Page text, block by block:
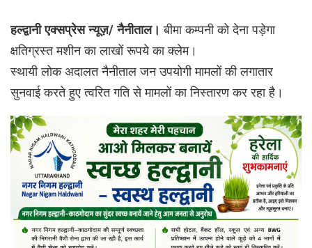
हल्द्वानी एक्सप्रेस न्यूज़/ नैनीताल।बीमा कम्पनी को देना पड़ेगा
क्षतिग्रस्त मशीन का लाखों रूपये का क्लेम।
स्थायी लोक अदालत नैनीताल जन उपयोगी मामलों की लगातार
सुनवाई करते हुए त्वरित गति से मामलों का निस्तारण कर रहा है।